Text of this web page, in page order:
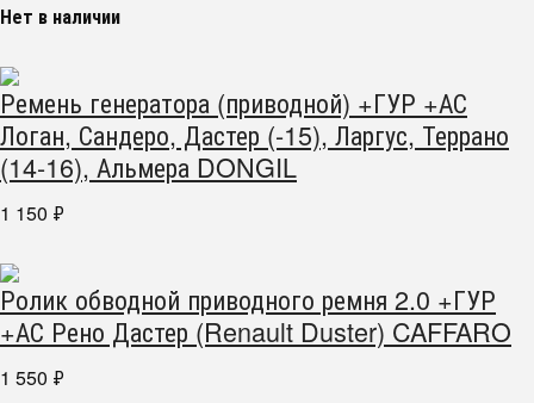
Нет в наличии
Ремень генератора (приводной) +ГУР +АС
Логан, Сандеро, Дастер (-15), Ларгус, Террано
(14-16), Альмера DONGIL
1 150 ₽
Ролик обводной приводного ремня 2.0 +ГУР
+АС Рено Дастер (Renault Duster) CAFFARO
1 550 ₽